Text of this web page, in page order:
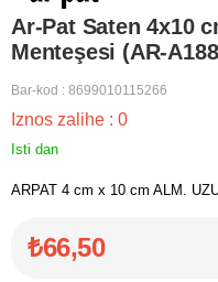
Ar-Pat Saten 4x10
Menteşesi (AR-
Bar-kod : 8699010115266
Iznos zalihe : 0
Isti dan
ARPAT 4 cm x 10 cm ALM.
₺66,50